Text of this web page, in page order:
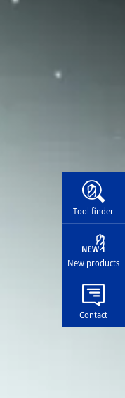
Tool finder
New products
Contact